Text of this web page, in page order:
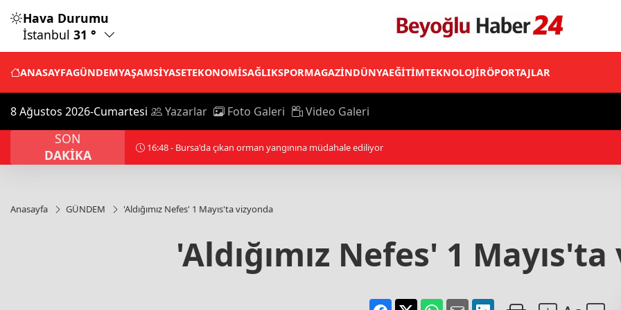
Hava Durumu
İstanbul 31 °
ANASAYFAGÜNDEMYAŞAMSİYASETEKONOMİSAĞLIKSPORMAGAZİNDÜNYAEĞİTİMTEKNOLOJİRÖPORTAJLAR
8 Ağustos 2026-Cumartesi Yazarlar Foto Galeri Video Galeri
SON
DAKİKA
16:48 - Bursa'da çıkan orman yangınına müdahale ediliyor
Anasayfa GÜNDEM 'Aldığımız Nefes' 1 Mayıs'ta vizyonda
'Aldığımız Nefes' 1